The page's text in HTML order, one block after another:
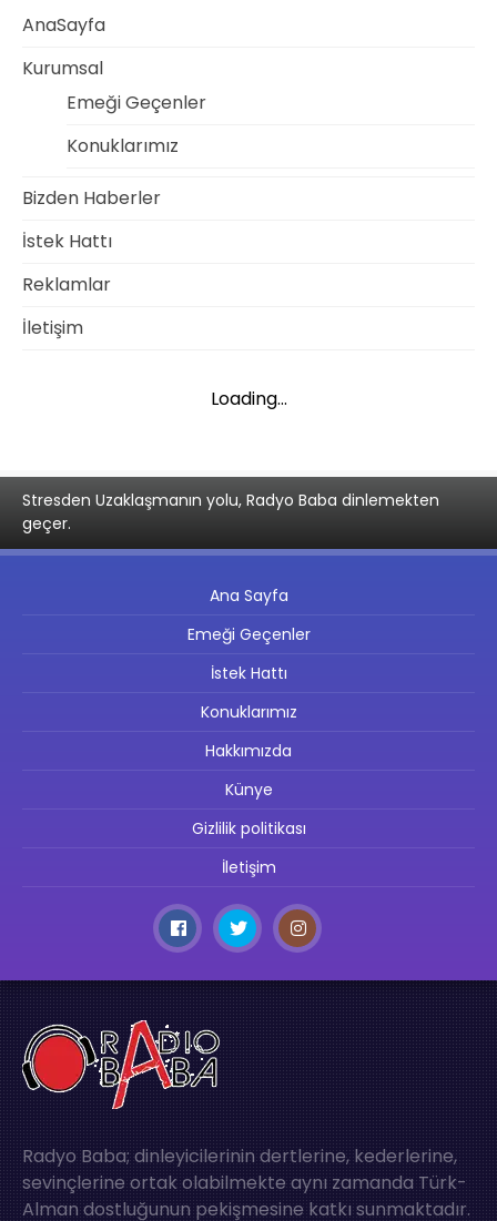
AnaSayfa
Kurumsal
Emeği Geçenler
Konuklarımız
Bizden Haberler
İstek Hattı
Reklamlar
İletişim
Loading...
Stresden Uzaklaşmanın yolu, Radyo Baba dinlemekten
geçer.
Ana Sayfa
Emeği Geçenler
İstek Hattı
Konuklarımız
Hakkımızda
Künye
Gizlilik politikası
İletişim
Radyo Baba; dinleyicilerinin dertlerine, kederlerine,
sevinçlerine ortak olabilmekte aynı zamanda Türk-
Alman dostluğunun pekişmesine katkı sunmaktadır.